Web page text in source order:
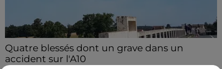
Quatre blessés dont un grave dans un
accident sur l'A10